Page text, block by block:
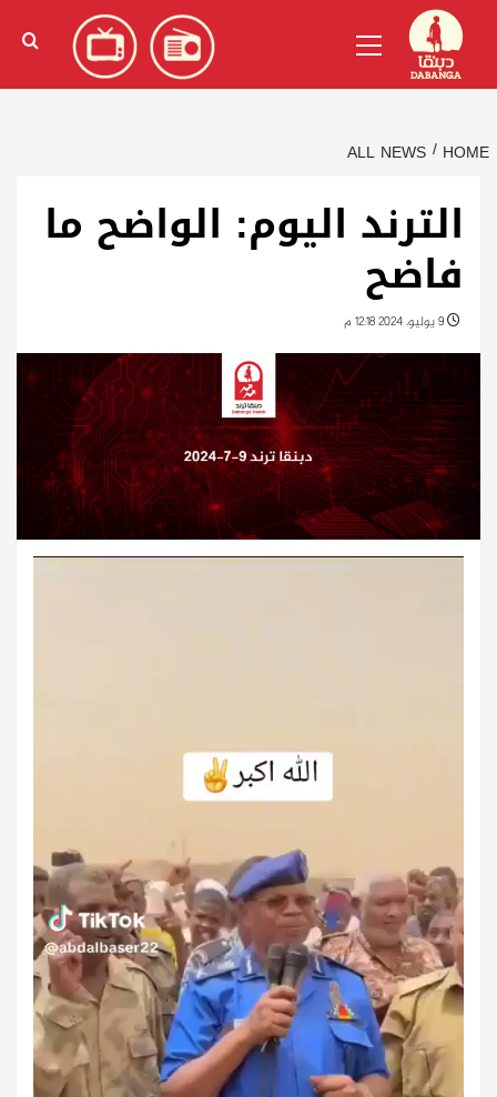
content
الإنجليزية)
Menu
HOME
ALL NEWS
الترند اليوم: الواضح ما
فاضح